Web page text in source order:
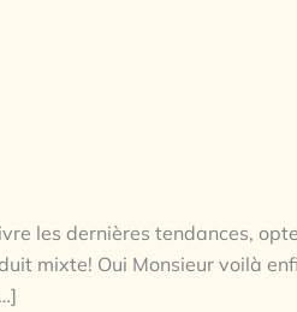
les dernières tendances,
mixte! Oui Monsieur voilà